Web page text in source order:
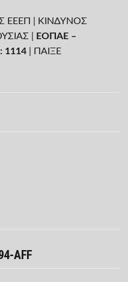
ΕΕΕΠ | ΚΙΝΔΥΝΟΣ
|
ΕΟΠΑΕ –
| ΠΑΙΞΕ
AFF